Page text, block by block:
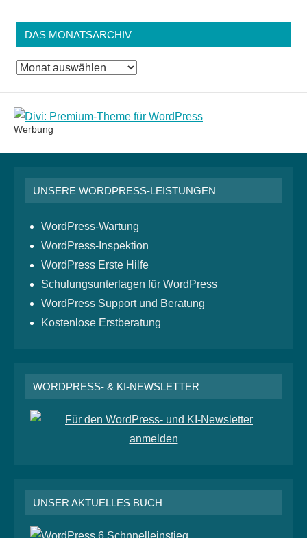
DAS MONATSARCHIV
Das
Werbung
UNSERE WORDPRESS-LEISTUNGEN
WordPress-Wartung
WordPress-Inspektion
WordPress Erste Hilfe
Schulungsunterlagen für WordPress
WordPress Support und Beratung
Kostenlose Erstberatung
WORDPRESS- & KI-NEWSLETTER
UNSER AKTUELLES BUCH